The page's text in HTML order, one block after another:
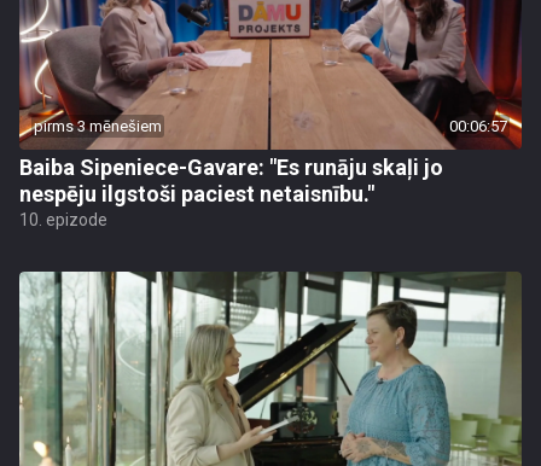
pirms 3 mēnešiem 00:06:57
Baiba Sipeniece-Gavare: "Es runāju skaļi jo
nespēju ilgstoši paciest netaisnību."
10. epizode